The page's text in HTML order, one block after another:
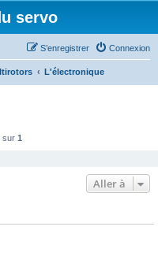
servo
Connexion
S’enregistrer
L'électronique
sur 1
Aller à